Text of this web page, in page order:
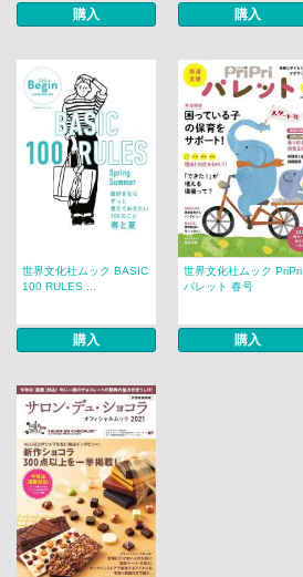
購入 購入
世界文化社ムック BASIC
100 RULES ...
購入
世界文化社ムック PriPri
パレット 春号
購入